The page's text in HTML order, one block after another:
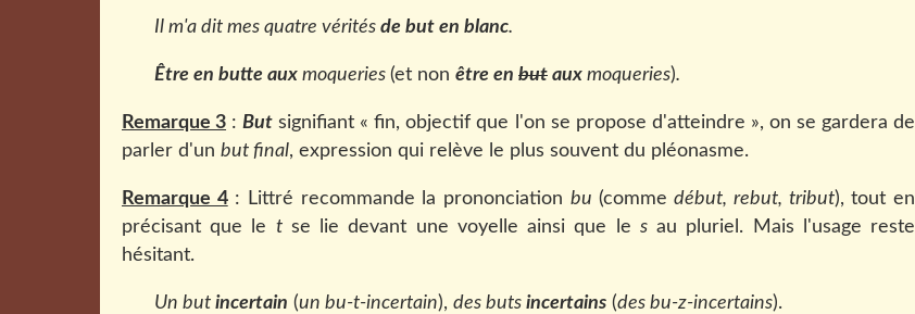
Il m'a dit mes quatre vérités de but en blanc.
Être en butte aux moqueries (et non être en but aux moqueries).
Remarque 3 :But signifiant « fin, objectif que l'on se propose d'atteindre », on se gardera de
parler d'un but final, expression qui relève le plus souvent du pléonasme.
Remarque 4: Littré recommande la prononciation bu (commedébut, rebut, tribut), tout en
précisant que le tse lie devant une voyelle ainsi que le sau pluriel. Mais l'usage reste
hésitant.
Un but incertain (un bu-t-incertain), des buts incertains (des bu-z-incertains).